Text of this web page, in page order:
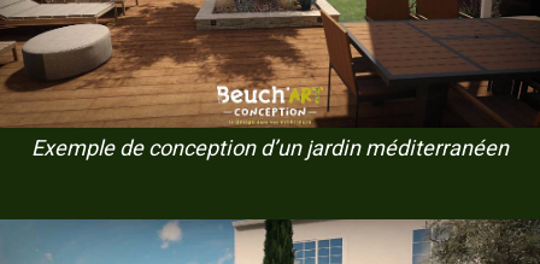
Exemple de conception d’un jardin méditerranéen